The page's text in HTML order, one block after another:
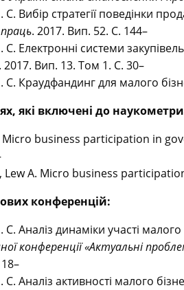
Вибір стратегії поведінки
. 2017. Вип. 52. С. 144–
Електронні системи
2017. Вип. 13. Том 1. С. 30–
Краудфандинг для малого
які включені до
Micro business participation in
Lew A. Micro business
конференцій:
Аналіз динаміки участі малого
конференції «Актуальні
Аналіз активності малого